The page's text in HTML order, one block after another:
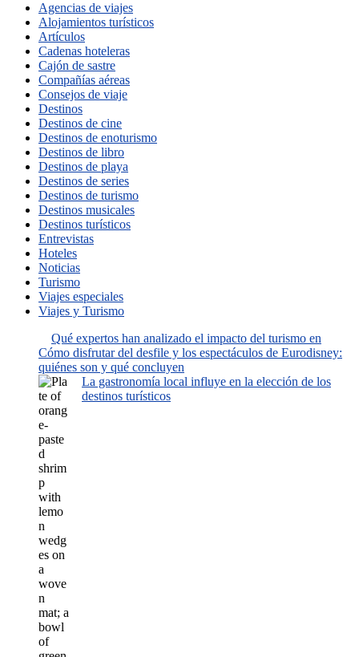
Agencias de viajes
Alojamientos turísticos
Artículos
Cadenas hoteleras
Cajón de sastre
Compañías aéreas
Consejos de viaje
Destinos
Destinos de cine
Destinos de enoturismo
Destinos de libro
Destinos de playa
Destinos de series
Destinos de turismo
Destinos musicales
Destinos turísticos
Entrevistas
Hoteles
Noticias
Turismo
Viajes especiales
Viajes y Turismo
Qué expertos han analizado el impacto del turismo en
Cómo disfrutar del desfile y los espectáculos de Eurodisney:
quiénes son y qué concluyen
La gastronomía local influye en la elección de los
destinos turísticos